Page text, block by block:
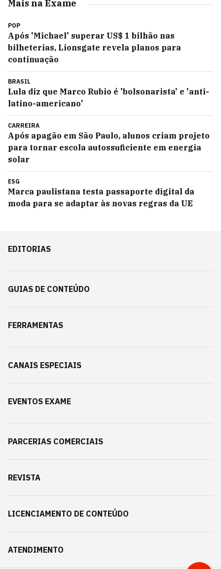
Mais na Exame
POP
Após 'Michael' superar US$ 1 bilhão nas
bilheterias, Lionsgate revela planos para
continuação
BRASIL
Lula diz que Marco Rubio é 'bolsonarista' e 'anti-
latino-americano'
CARREIRA
Após apagão em São Paulo, alunos criam projeto
para tornar escola autossuficiente em energia
solar
ESG
Marca paulistana testa passaporte digital da
moda para se adaptar às novas regras da UE
EDITORIAS
GUIAS DE CONTEÚDO
FERRAMENTAS
CANAIS ESPECIAIS
EVENTOS EXAME
PARCERIAS COMERCIAIS
REVISTA
LICENCIAMENTO DE CONTEÚDO
ATENDIMENTO